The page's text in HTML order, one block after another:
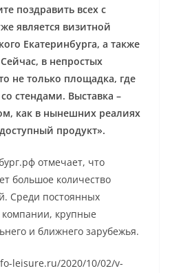
поздравить всех с
является визитной
Екатеринбурга, а также
в непростых
не только площадка, где
стендами. Выставка –
как в нынешних реалиях
продукт».
отмечает, что
большое количество
Среди постоянных
компании, крупные
и ближнего зарубежья.
leisure.ru/2020/10/02/v-